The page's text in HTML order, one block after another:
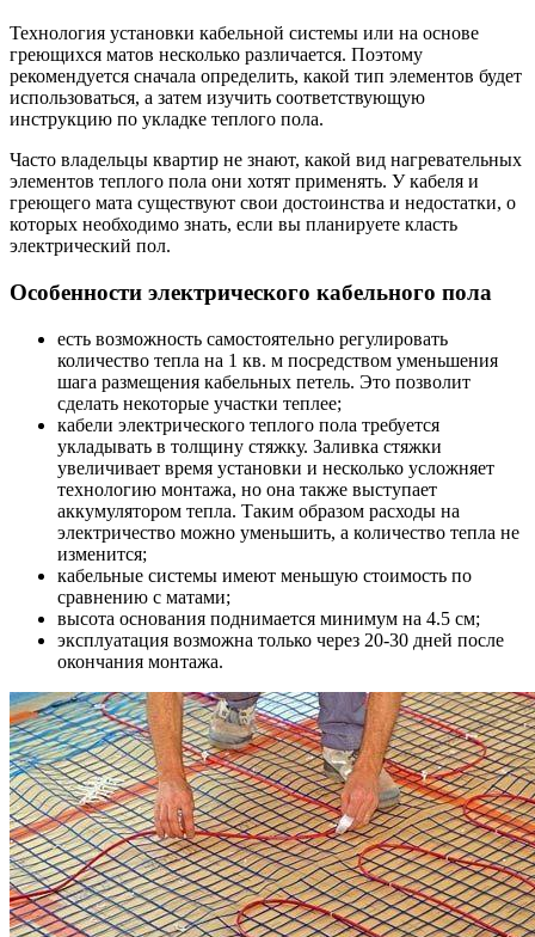
Технология установки кабельной системы или на основе
греющихся матов несколько различается. Поэтому
рекомендуется сначала определить, какой тип элементов будет
использоваться, а затем изучить соответствующую
инструкцию по укладке теплого пола.
Часто владельцы квартир не знают, какой вид нагревательных
элементов теплого пола они хотят применять. У кабеля и
греющего мата существуют свои достоинства и недостатки, о
которых необходимо знать, если вы планируете класть
электрический пол.
Особенности электрического кабельного пола
есть возможность самостоятельно регулировать
количество тепла на 1 кв. м посредством уменьшения
шага размещения кабельных петель. Это позволит
сделать некоторые участки теплее;
кабели электрического теплого пола требуется
укладывать в толщину стяжку. Заливка стяжки
увеличивает время установки и несколько усложняет
технологию монтажа, но она также выступает
аккумулятором тепла. Таким образом расходы на
электричество можно уменьшить, а количество тепла не
изменится;
кабельные системы имеют меньшую стоимость по
сравнению с матами;
высота основания поднимается минимум на 4.5 см;
эксплуатация возможна только через 20-30 дней после
окончания монтажа.